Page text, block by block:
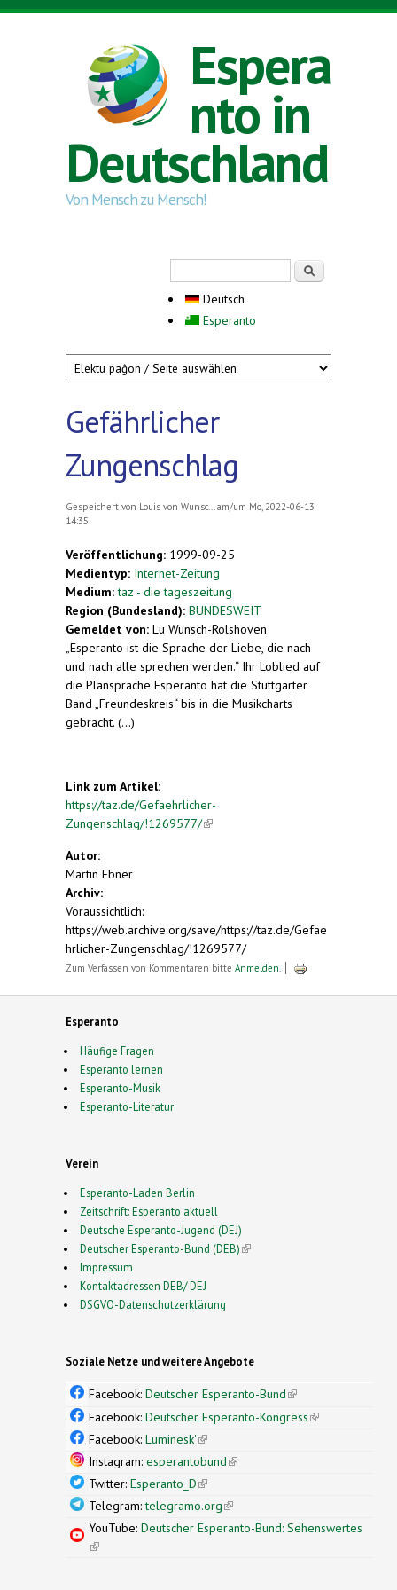
Direkt zum Inhalt
Espera
nto in
Deutschland
Von Mensch zu Mensch!
Deutsch
Esperanto
Gefährlicher
Zungenschlag
Gespeichert von Louis von Wunsc...
am/um Mo, 2022-06-13
14:35
Veröffentlichung: 1999-09-25
Medientyp: Internet-Zeitung
Medium:taz - die tageszeitung
Region (Bundesland): BUNDESWEIT
Gemeldet von: Lu Wunsch-Rolshoven
„Esperanto ist die Sprache der Liebe, die nach
und nach alle sprechen werden.“ Ihr Loblied auf
die Plansprache Esperanto hat die Stuttgarter
Band „Freundeskreis“ bis in die Musikcharts
gebracht. (...)
Link zum Artikel:
https://taz.de/Gefaehrlicher-
Zungenschlag/!1269577/(link is external)
Autor:
Martin Ebner
Archiv:
Voraussichtlich:
https://web.archive.org/save/https://taz.de/Gefae
hrlicher-Zungenschlag/!1269577/
Zum Verfassen von Kommentaren bitte Anmelden
Esperanto
Häufige Fragen
Esperanto lernen
Esperanto-Musik
Esperanto-Literatur
Verein
Esperanto-Laden Berlin
Zeitschrift: Esperanto aktuell
Deutsche Esperanto-Jugend (DEJ)
Deutscher Esperanto-Bund (DEB)(link is external)
Impressum
Kontaktadressen DEB/ DEJ
DSGVO-Datenschutzerklärung
Soziale Netze und weitere Angebote
Facebook: Deutscher Esperanto-Bund(link is
external)
Facebook: Deutscher Esperanto-Kongress(link is
Facebook: Luminesk'(link is external)
Instagram: esperantobund(link is external)
Twitter: Esperanto_D(link is external)
Telegram:telegramo.org(link is external)
YouTube: Deutscher Esperanto-Bund: Sehenswertes
(link is external)